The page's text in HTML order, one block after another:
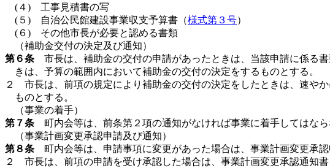
(４) 工事見積書の写
(５) 自治公民館建設事業収支予算書（様式第３号）
(６) その他市長が必要と認める書類
（補助金交付の決定及び通知）
第６条 市長は、補助金の交付の申請があったときは、当該申請に係る
きは、予算の範囲内において補助金の交付の決定をするものとする。
２ 市長は、前項の規定により補助金の交付の決定をしたときは、速や
ものとする。
（事業の着手）
第７条 町内会等は、前条第２項の通知がなければ事業に着手してはなら
（事業計画変更承認申請及び通知）
第８条 町内会等は、申請事項に変更があった場合は、事業計画変更承認
２ 市長は、前項の申請を受け承認した場合は、事業計画変更承認通知書